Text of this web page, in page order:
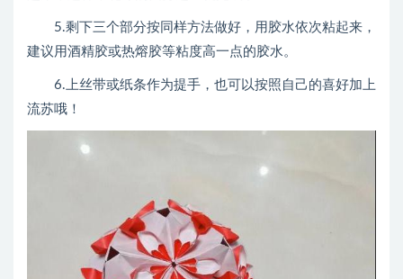
5.剩下三个部分按同样方法做好，用胶水依次粘起来，
建议用酒精胶或热熔胶等粘度高一点的胶水。
6.上丝带或纸条作为提手，也可以按照自己的喜好加上
流苏哦！